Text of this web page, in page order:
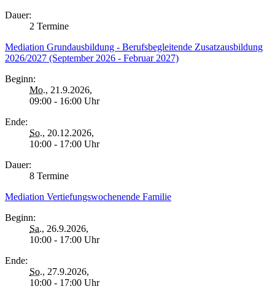
Dauer:
2 Termine
Mediation Grundausbildung - Berufsbegleitende Zusatzausbildung
2026/2027 (September 2026 - Februar 2027)
Beginn:
Mo., 21.9.2026,
09:00 - 16:00 Uhr
Ende:
So., 20.12.2026,
10:00 - 17:00 Uhr
Dauer:
8 Termine
Mediation Vertiefungswochenende Familie
Beginn:
Sa., 26.9.2026,
10:00 - 17:00 Uhr
Ende:
So., 27.9.2026,
10:00 - 17:00 Uhr